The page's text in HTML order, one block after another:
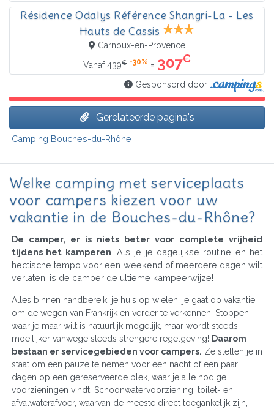
Résidence Odalys Référence Shangri-La - Les
Hauts de Cassis
Carnoux-en-Provence
Vanaf439€ -30% = 307€
Gesponsord door
Gerelateerde pagina's
Camping Bouches-du-Rhône
Welke camping met serviceplaats
voor campers kiezen voor uw
vakantie in de Bouches-du-Rhône?
De camper, er is niets beter voor complete vrijheid
tijdens het kamperen . Als je je dagelijkse routine en het
hectische tempo voor een weekend of meerdere dagen wilt
verlaten, is de camper de ultieme kampeerwijze!
Alles binnen handbereik, je huis op wielen, je gaat op vakantie
om de wegen van Frankrijk en verder te verkennen. Stoppen
waar je maar wilt is natuurlijk mogelijk, maar wordt steeds
moeilijker vanwege steeds strengere regelgeving! Daarom
bestaan er servicegebieden voor campers. Ze stellen je in
staat om een pauze te nemen voor een nacht of een paar
dagen op een gereserveerde plek, waar je alle nodige
voorzieningen vindt. Schoonwatervoorziening, toilet- en
afvalwaterafvoer, waarvan de meeste direct toegankelijk zijn,